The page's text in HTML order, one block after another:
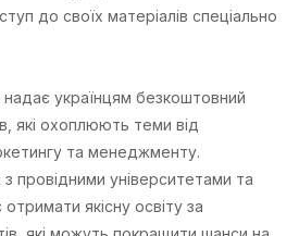
до своїх матеріалів спеціально
українцям безкоштовний
які охоплюють теми від
та менеджменту.
провідними університетами та
якісну освіту за